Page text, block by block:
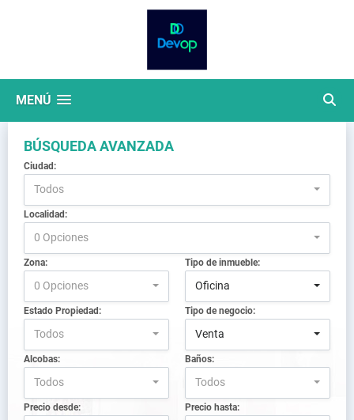
MENÚ
BÚSQUEDA AVANZADA
Ciudad:
Todos
Localidad:
0 Opciones
Zona:
0 Opciones
Tipo de inmueble:
Oficina
Estado Propiedad:
Todos
Tipo de negocio:
Venta
Alcobas:
Todos
Baños:
Todos
Precio desde: Precio hasta: